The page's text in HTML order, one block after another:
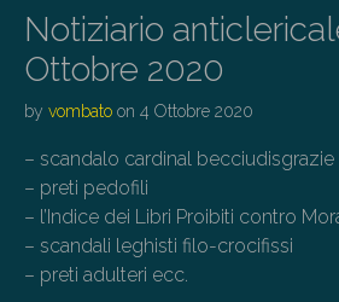
Notiziario
Ottobre 2020
by vombato on 4 Ottobre 2020
– scandalo cardinal becciudisgrazie
– preti pedofili
– l’Indice dei Libri Proibiti contro
– scandali leghisti filo-crocifissi
– preti adulteri ecc.